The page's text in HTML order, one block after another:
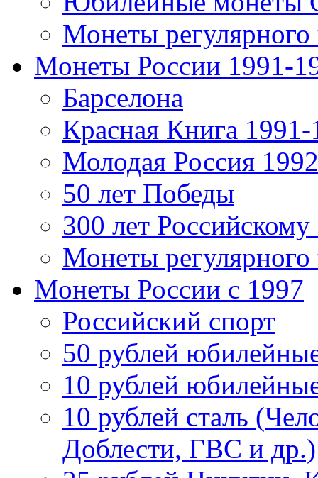
Монеты
Монеты России 1991-
Барселона
Красная Книга 1991-
Молодая Россия
50 лет Победы
300 лет
Монеты
Монеты России c 1997
Российский спорт
50 рублей
10 рублей
10 рублей сталь
Доблести, ГВС и др.)